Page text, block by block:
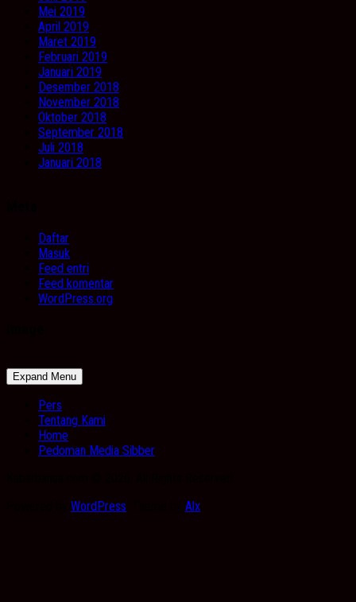
Mei 2019
April 2019
Maret 2019
Februari 2019
Januari 2019
Desember 2018
November 2018
Oktober 2018
September 2018
Juli 2018
Januari 2018
Daftar
Masuk
Feed entri
Feed komentar
WordPress.org
Expand Menu
Pers
Tentang Kami
Home
Pedoman Media Sibber
WordPress Alx